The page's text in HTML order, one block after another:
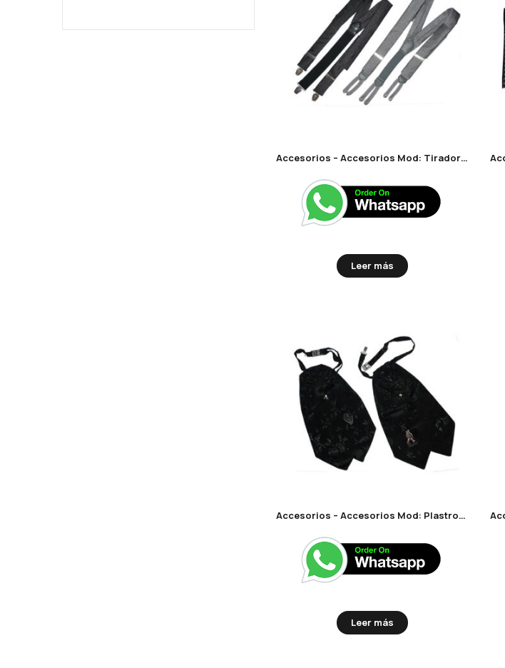
Accesorios – Accesorios Mod: Tiradores de Lurex
Leer más
Accesorios – Accesorios Mod: Plastrones
Leer más